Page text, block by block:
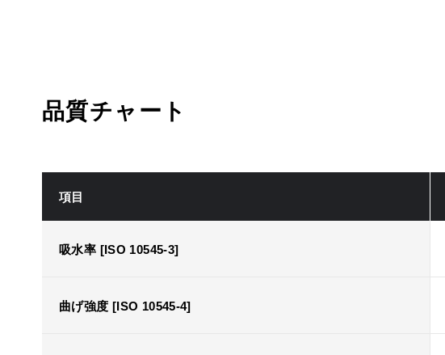
品質チャート
項目
吸水率 [ISO 10545-3]
曲げ強度 [ISO 10545-4]